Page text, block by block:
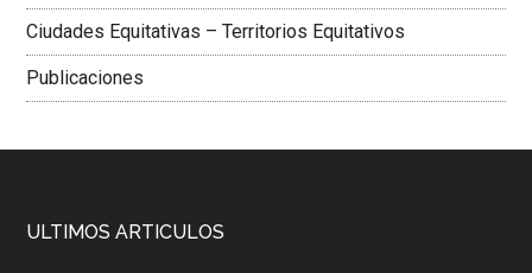
Ciudades Equitativas – Territorios Equitativos
Publicaciones
ULTIMOS ARTICULOS